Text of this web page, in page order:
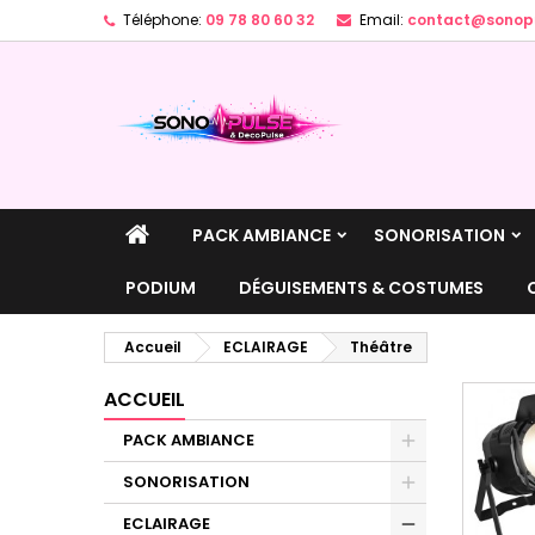
Téléphone: 09 78 80 60 32 Email:
PACK AMBIANCE SONORISATION
PODIUM DÉGUISEMENTS & COSTUMES
Accueil ECLAIRAGE Théâtre
ACCUEIL
PACK AMBIANCE
SONORISATION
ECLAIRAGE